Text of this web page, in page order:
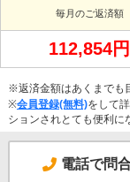
毎月のご返済額
112,854円
※返済金額はあくまでも
※会員登録(無料)をして
ションされとても便利に
電話で問